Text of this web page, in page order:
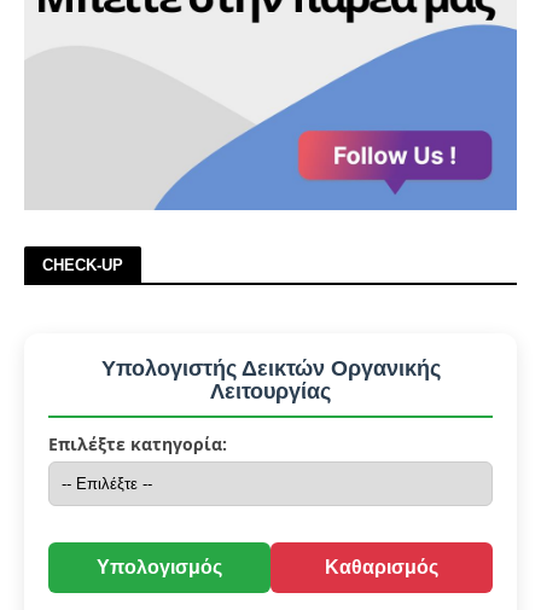
CHECK-UP
Υπολογιστής Δεικτών Οργανικής
Λειτουργίας
Επιλέξτε κατηγορία:
Υπολογισμός Καθαρισμός